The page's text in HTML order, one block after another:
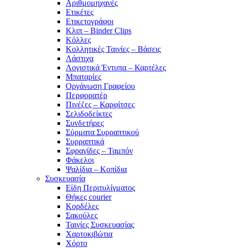
Αριθμομηχανές
Ετικέτες
Ετικετογράφοι
Κλιπ – Binder Clips
Κόλλες
Κολλητικές Ταινίες – Βάσεις
Λάστιχα
Λογιστικά Έντυπα – Καρτέλες
Μπαταρίες
Οργάνωση Γραφείου
Περφορατέρ
Πινέζες – Καρφίτσες
Σελιδοδείκτες
Συνδετήρες
Σύρματα Συρραπτικού
Συρραπτικά
Σφραγίδες – Ταμπόν
Φάκελοι
Ψαλίδια – Κοπίδια
Συσκευασία
Είδη Περιτυλίγματος
Θήκες courier
Κορδέλες
Σακούλες
Ταινίες Συσκευασίας
Χαρτοκιβώτια
Χόρτο